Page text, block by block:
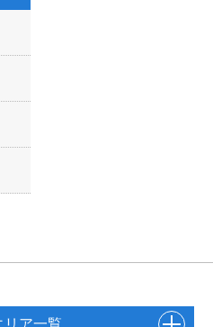
リア一覧